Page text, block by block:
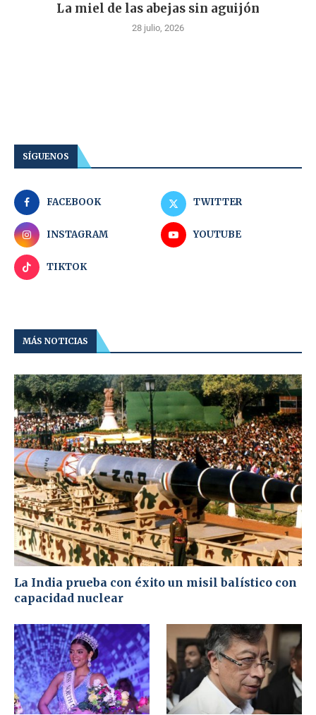
La miel de las abejas sin aguijón
28 julio, 2026
SÍGUENOS
FACEBOOK TWITTER
INSTAGRAM YOUTUBE
TIKTOK
MÁS NOTICIAS
La India prueba con éxito un misil balístico con
capacidad nuclear